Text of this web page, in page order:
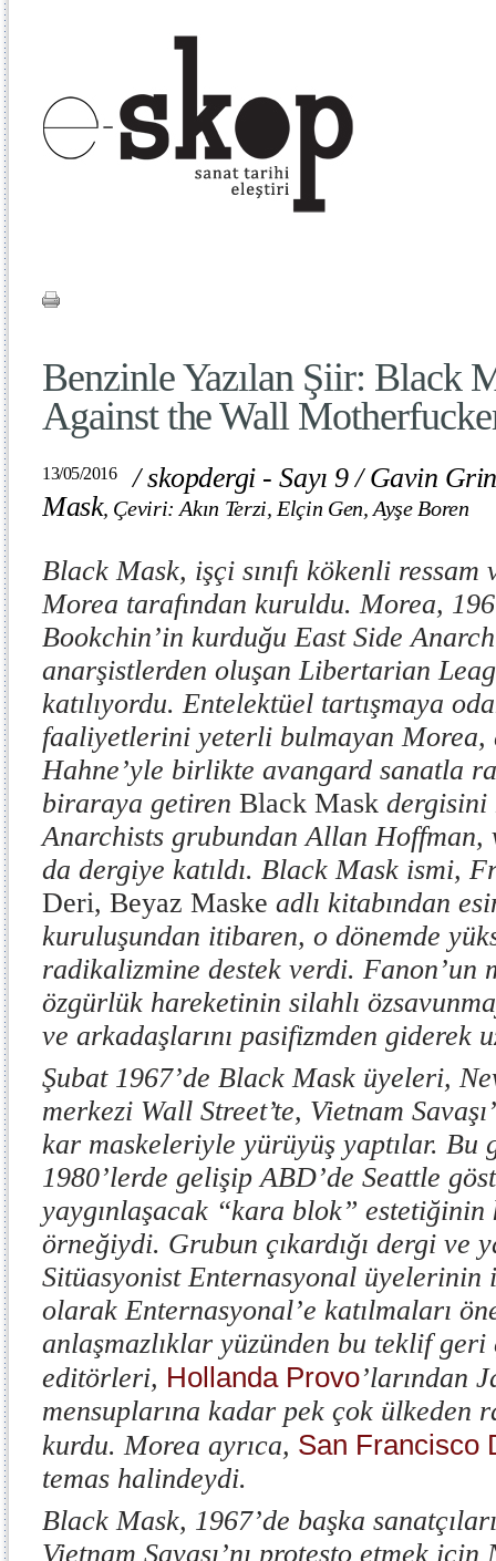
Benzinle Yazılan Şiir: Black
Against the Wall
13/05/2016 /skopdergi - Sayı 9 /Gavin
Mask, Çeviri: Akın Terzi, Elçin Gen, Ayşe Boren
Black Mask, işçi sınıfı kökenli ressam
Morea tarafından kuruldu. Morea,
Bookchin’in kurduğu East Side
anarşistlerden oluşan Libertarian
katılıyordu. Entelektüel tartışmaya
faaliyetlerini yeterli bulmayan Morea,
Hahne’yle birlikte avangard sanatla
biraraya getiren Black Mask dergisini
Anarchists grubundan Allan Hoffman,
da dergiye katıldı. Black Mask ismi,
Deri, Beyaz Maske adlı kitabından
kuruluşundan itibaren, o dönemde
radikalizmine destek verdi. Fanon’un
özgürlük hareketinin silahlı
ve arkadaşlarını pasifizmden giderek
Şubat 1967’de Black Mask üyeleri,
merkezi Wall Street’te, Vietnam
kar maskeleriyle yürüyüş yaptılar. Bu
1980’lerde gelişip ABD’de Seattle
yaygınlaşacak “kara blok”
örneğiydi. Grubun çıkardığı dergi ve
Sitüasyonist Enternasyonal
olarak Enternasyonal’e katılmaları
anlaşmazlıklar yüzünden bu teklif
editörleri, Hollanda Provo’larından
mensuplarına kadar pek çok ülkeden
kurdu. Morea ayrıca, San Francisco
temas halindeydi.
Black Mask, 1967’de başka
Vietnam Savaşı’nı protesto etmek